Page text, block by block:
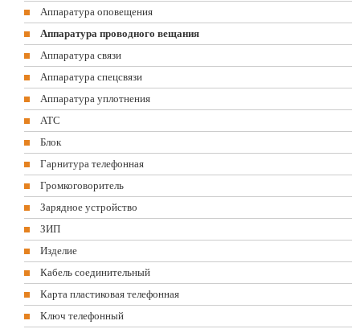
Аппаратура оповещения
Аппаратура проводного вещания
Аппаратура связи
Аппаратура спецсвязи
Аппаратура уплотнения
АТС
Блок
Гарнитура телефонная
Громкоговоритель
Зарядное устройство
ЗИП
Изделие
Кабель соединительный
Карта пластиковая телефонная
Ключ телефонный